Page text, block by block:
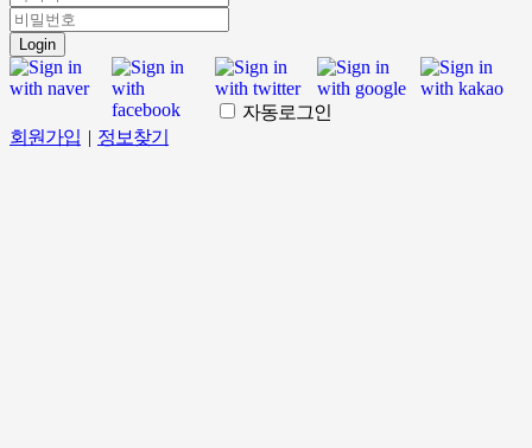
Login
자동로그인
회원가입 | 정보찾기